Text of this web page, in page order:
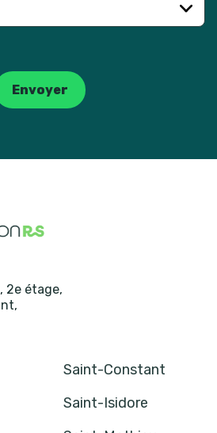
Envoyer
2e étage,
,
Saint-Constant
Saint-Isidore